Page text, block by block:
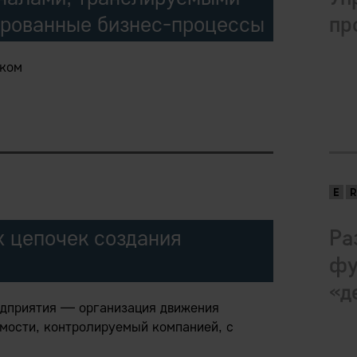
бизнес-процессы
в TPS).
инструмента управления, а не
сигналов вдоль value chains до
бизнес-процессов
создания
— организация движения
контролируемый компанией, с